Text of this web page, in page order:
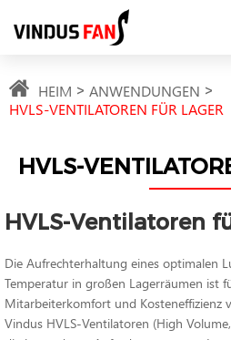
HEIM ANWENDUNGEN
HVLS-VENTILATOREN FÜR LAGER
HVLS-
HVLS-Ventilatoren
Die Aufrechterhaltung eines optimalen
Temperatur in großen Lagerräumen ist
Mitarbeiterkomfort und Kosteneffizienz
Vindus HVLS-Ventilatoren (High